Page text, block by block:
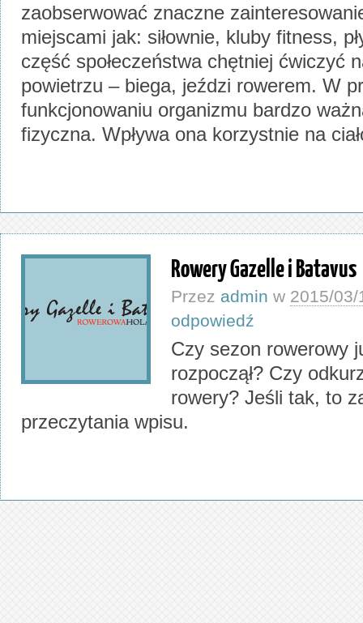
zaobserwować znaczne
miejscami jak: siłownie, kluby fitness,
część społeczeństwa chętniej ćwiczyć
powietrzu – biega, jeździ rowerem. W
funkcjonowaniu organizmu bardzo
fizyczna. Wpływa ona korzystnie na
Rowery Gazelle i Batavus
Przez admin w 2015/03/
odpowiedź
Czy sezon rowerowy
rozpoczął? Czy
rowery? Jeśli tak, to
przeczytania wpisu.